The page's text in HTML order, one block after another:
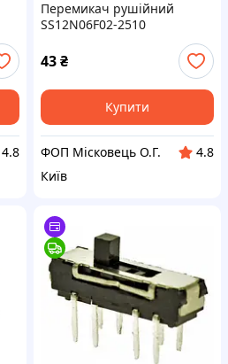
4.8
Перемикач рушійний
SS12N06F02-2510
43₴
Купити
ФОП Місковець О.Г.
4.8
Київ